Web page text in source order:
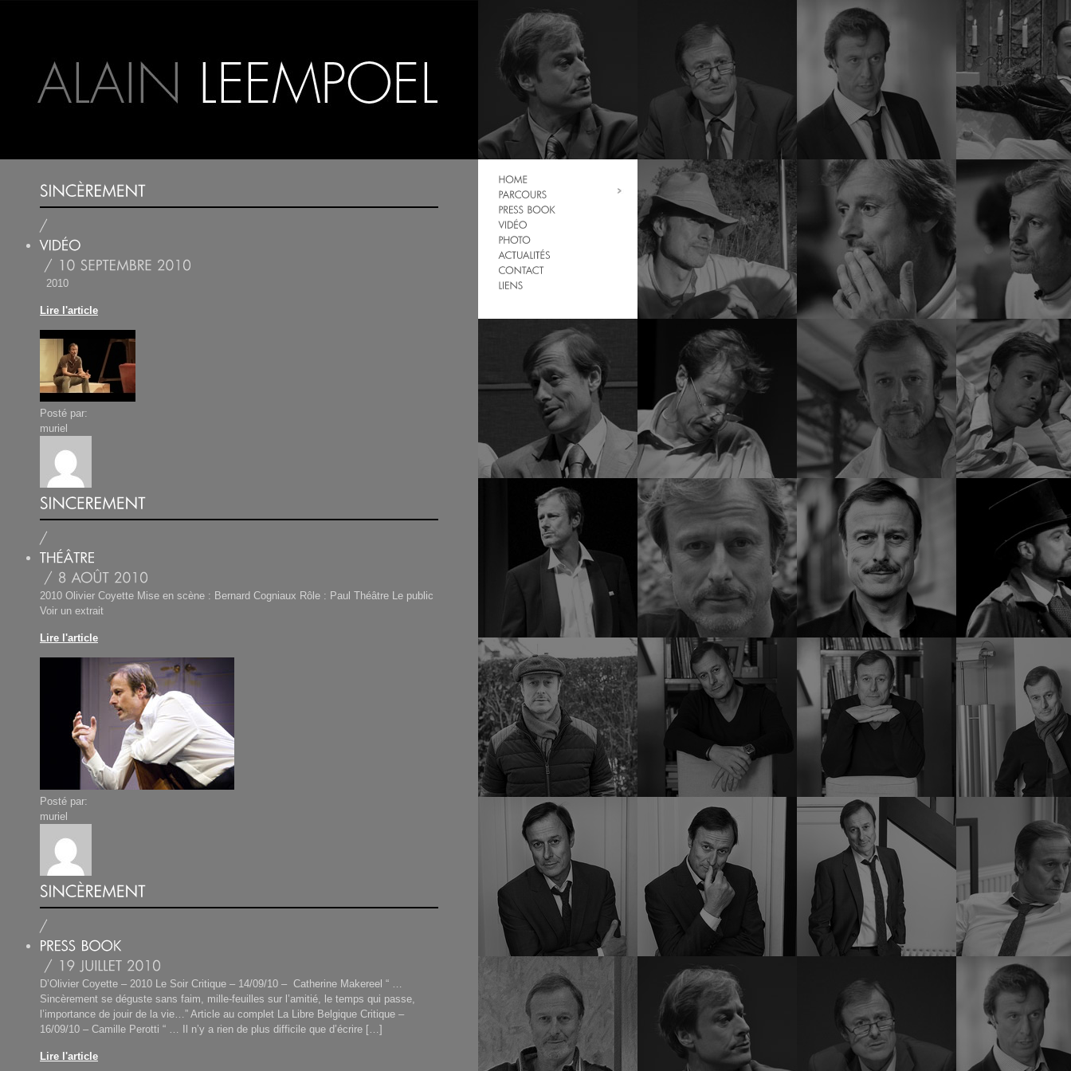
2010
Lire l'article
Posté par:
muriel
2010 Olivier Coyette Mise en scène : Bernard Cogniaux Rôle : Paul Théâtre Le public
Voir un extrait
Lire l'article
Posté par:
muriel
D’Olivier Coyette – 2010 Le Soir Critique – 14/09/10 – Catherine Makereel “ …
Sincèrement se déguste sans faim, mille-feuilles sur l’amitié, le temps qui passe,
l’importance de jouir de la vie…” Article au complet La Libre Belgique Critique –
16/09/10 – Camille Perotti “ … Il n’y a rien de plus difficile que d’écrire […]
Lire l'article